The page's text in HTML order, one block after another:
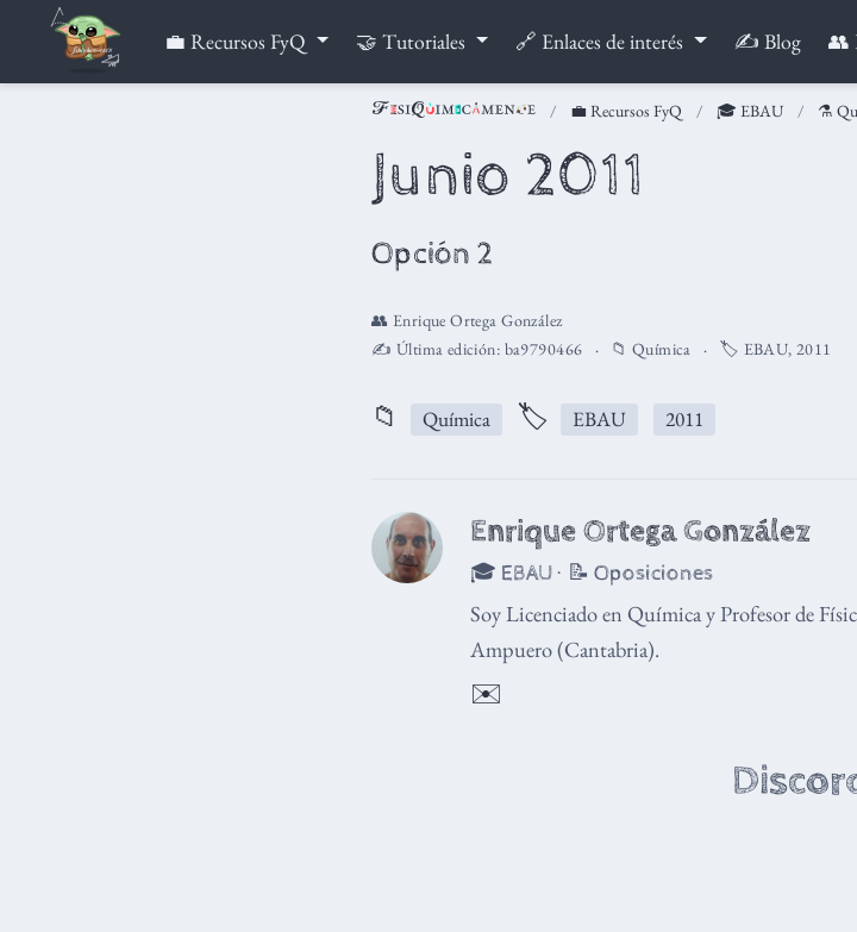
💼 Recursos FyQ 🤝 Tutoriales 🔗 Enlaces de interés ✍️ Blog 👥
💼 Recursos FyQ 🎓 EBAU ⚗️
Junio 2011
Opción 2
👥 Enrique Ortega González
✍️ Última edición: ba9790466 📁 Química 🏷️ EBAU, 2011
📁 Química 🏷️ EBAU 2011
Enrique Ortega González
🎓 EBAU · 📝 Oposiciones
Soy Licenciado en Química y Profesor de
Ampuero (Cantabria).
✉️